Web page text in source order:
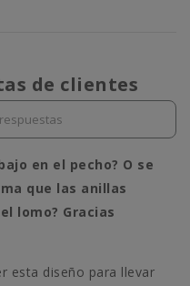
de clientes
en el pecho? O se
que las anillas
lomo? Gracias
esta diseño para llevar